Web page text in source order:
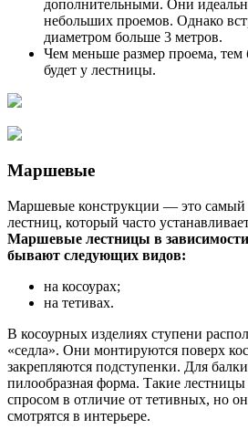
дополнительными. Они
небольших проемов. Однако
диаметром больше 3 метров.
Чем меньше размер проема, тем
будет у лестницы.
Маршевые
Маршевые конструкции — это самый
лестниц, который часто
Маршевые лестницы в
бывают следующих видов:
на косоурах;
на тетивах.
В косоурных изделиях ступени
«седла». Они монтируются поверх
закрепляются подступенки. Для
пилообразная форма. Такие
спросом в отличие от тетивных, но
смотрятся в интерьере.